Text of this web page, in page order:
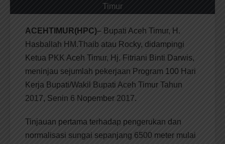
Timur
ACEHTIMUR(HPC)– Bupati Aceh Timur, H.
Hasballah HM.Thaib atau Rocky, didampingi
Ketua PKK Aceh Timur, Hj. Fitriani Binti Darwis,
meninjau sejumlah pekerjaan Program 100 Hari
Kerja Bupati/Wakil Bupati Aceh Timur Tahun
2017, Senin 6 Nopember 2017.
Tinjauan pertama terhadap pengerukan dan
normalisasi sungai sepanjang 6500 meter mulai